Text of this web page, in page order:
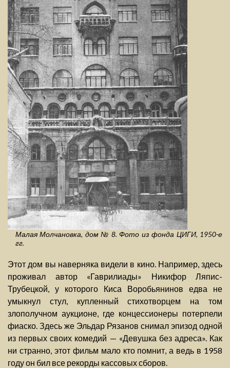
Малая Молчановка, дом № 8. Фото из фонда ЦИГИ, 1950-е
гг.
Этот дом вы наверняка видели в кино. Например, здесь
проживал автор «Гаврилиады» Никифор Ляпис-
Трубецкой, у которого Киса Воробьянинов едва не
умыкнул стул, купленный стихотворцем на том
злополучном аукционе, где концессионеры потерпели
фиаско. Здесь же Эльдар Рязанов снимал эпизод одной
из первых своих комедий — «Девушка без адреса». Как
ни странно, этот фильм мало кто помнит, а ведь в 1958
году он бил все рекорды кассовых сборов.